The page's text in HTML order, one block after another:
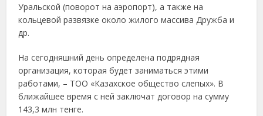
Уральской (поворот на аэропорт), а также на
кольцевой развязке около жилого массива Дружба и
др.
На сегодняшний день определена подрядная
организация, которая будет заниматься этими
работами, – ТОО «Казахское общество слепых». В
ближайшее время с ней заключат договор на сумму
143,3 млн тенге.